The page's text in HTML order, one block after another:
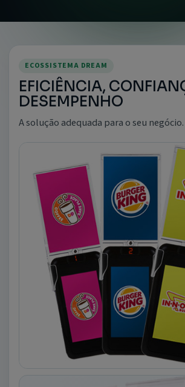
ECOSSISTEMA DREAM
EFICIÊNCIA,
DESEMPENHO
A solução adequada para o seu negócio.